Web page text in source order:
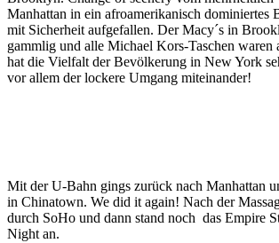
Manhattan in ein afroamerikanisch dominiertes
mit Sicherheit aufgefallen. Der Macy´s in
gammlig und alle Michael Kors-Taschen waren
hat die Vielfalt der Bevölkerung in New York
vor allem der lockere Umgang miteinander!
Mit der U-Bahn gings zurück nach Manhattan
in Chinatown. We did it again! Nach der
durch SoHo und dann stand noch das Empire
Night an.